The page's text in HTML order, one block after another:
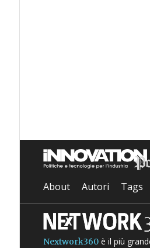
About Autori Tags
Nextwork360è il più